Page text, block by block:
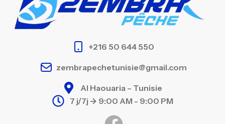
+216 50 644 550
zembrapechetunisie@gmail.com
Al Haouaria – Tunisie
7 j/7j -> 9:00 AM - 9:00 PM